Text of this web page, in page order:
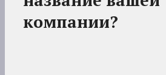
компании?